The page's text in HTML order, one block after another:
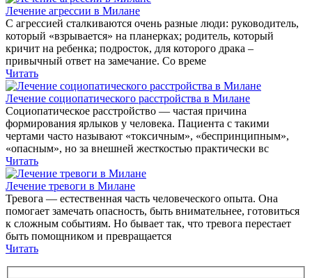
Лечение агрессии в Милане
С агрессией сталкиваются очень разные люди: руководитель,
который «взрывается» на планерках; родитель, который
кричит на ребенка; подросток, для которого драка –
привычный ответ на замечание. Со време
Читать
Лечение социопатического расстройства в Милане
Социопатическое расстройство — частая причина
формирования ярлыков у человека. Пациента с такими
чертами часто называют «токсичным», «беспринципным»,
«опасным», но за внешней жесткостью практически вс
Читать
Лечение тревоги в Милане
Тревога — естественная часть человеческого опыта. Она
помогает замечать опасность, быть внимательнее, готовиться
к сложным событиям. Но бывает так, что тревога перестает
быть помощником и превращается
Читать